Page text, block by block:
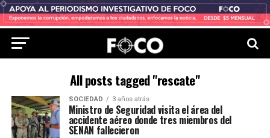
All posts tagged "rescate"
SOCIEDAD 3 años atrás
Ministro de Seguridad visita el área del
accidente aéreo donde tres miembros del
SENAN fallecieron